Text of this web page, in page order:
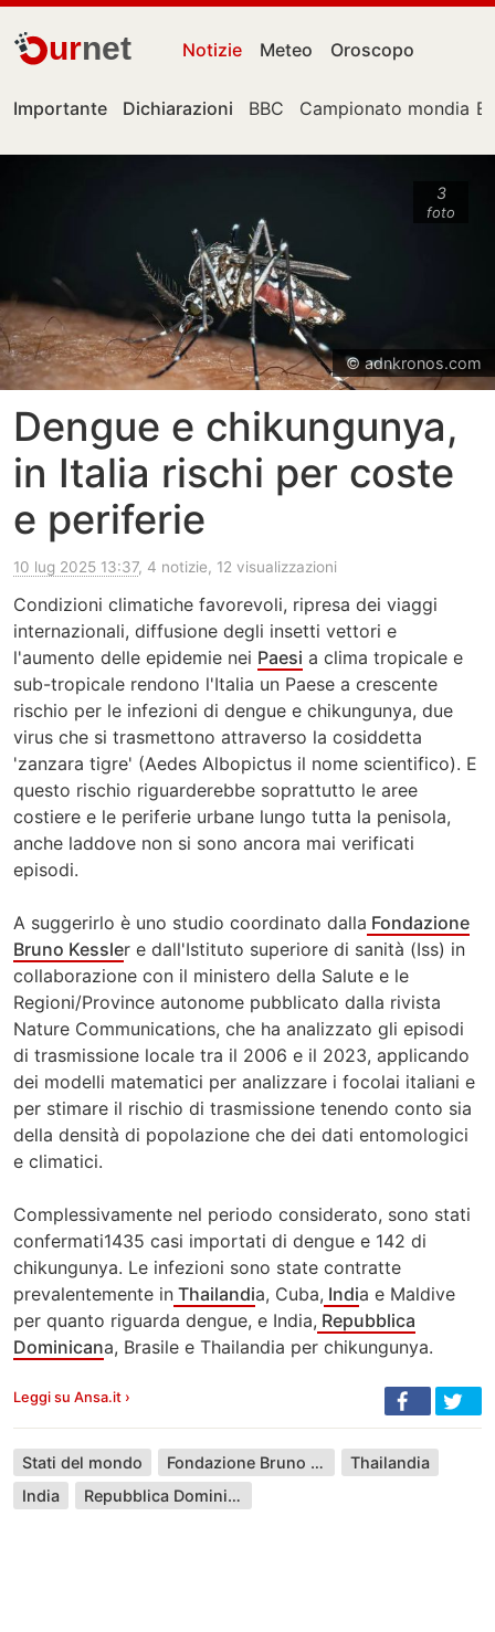
urnet Notizie Meteo Oroscopo
Importante Dichiarazioni BBC Campionato mondiale
3
foto
© adnkronos.com
Dengue e chikungunya,
in Italia rischi per coste
e periferie
10 lug 2025 13:37, 4 notizie, 12 visualizzazioni
Condizioni climatiche favorevoli, ripresa dei viaggi
internazionali, diffusione degli insetti vettori e
l'aumento delle epidemie nei Paesi a clima tropicale e
sub-tropicale rendono l'Italia un Paese a crescente
rischio per le infezioni di dengue e chikungunya, due
virus che si trasmettono attraverso la cosiddetta
'zanzara tigre' (Aedes Albopictus il nome scientifico). E
questo rischio riguarderebbe soprattutto le aree
costiere e le periferie urbane lungo tutta la penisola,
anche laddove non si sono ancora mai verificati
episodi.
A suggerirlo è uno studio coordinato dalla Fondazione
Bruno Kessler e dall'Istituto superiore di sanità (Iss) in
collaborazione con il ministero della Salute e le
Regioni/Province autonome pubblicato dalla rivista
Nature Communications, che ha analizzato gli episodi
di trasmissione locale tra il 2006 e il 2023, applicando
dei modelli matematici per analizzare i focolai italiani e
per stimare il rischio di trasmissione tenendo conto sia
della densità di popolazione che dei dati entomologici
e climatici.
Complessivamente nel periodo considerato, sono stati
confermati1435 casi importati di dengue e 142 di
chikungunya. Le infezioni sono state contratte
prevalentemente in Thailandia, Cuba, India e Maldive
per quanto riguarda dengue, e India, Repubblica
Dominicana, Brasile e Thailandia per chikungunya.
Leggi su Ansa.it ›
Stati del mondo Fondazione Bruno Kessler
Thailandia
India
Repubblica Dominicana